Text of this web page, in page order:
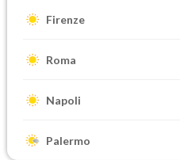
Firenze
Roma
Napoli
Palermo